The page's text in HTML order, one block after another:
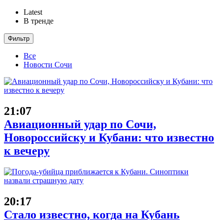
Latest
В тренде
Фильтр
Все
Новости Сочи
21:07
Авиационный удар по Сочи,
Новороссийску и Кубани: что известно
к вечеру
20:17
Стало известно, когда на Кубань